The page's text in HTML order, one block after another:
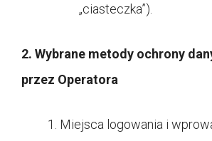
„ciasteczka”).
2. Wybrane metody ochrony
przez Operatora
Miejsca logowania i